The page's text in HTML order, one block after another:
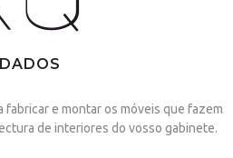
fabricar e montar os móveis que fazem
de interiores do vosso gabinete.